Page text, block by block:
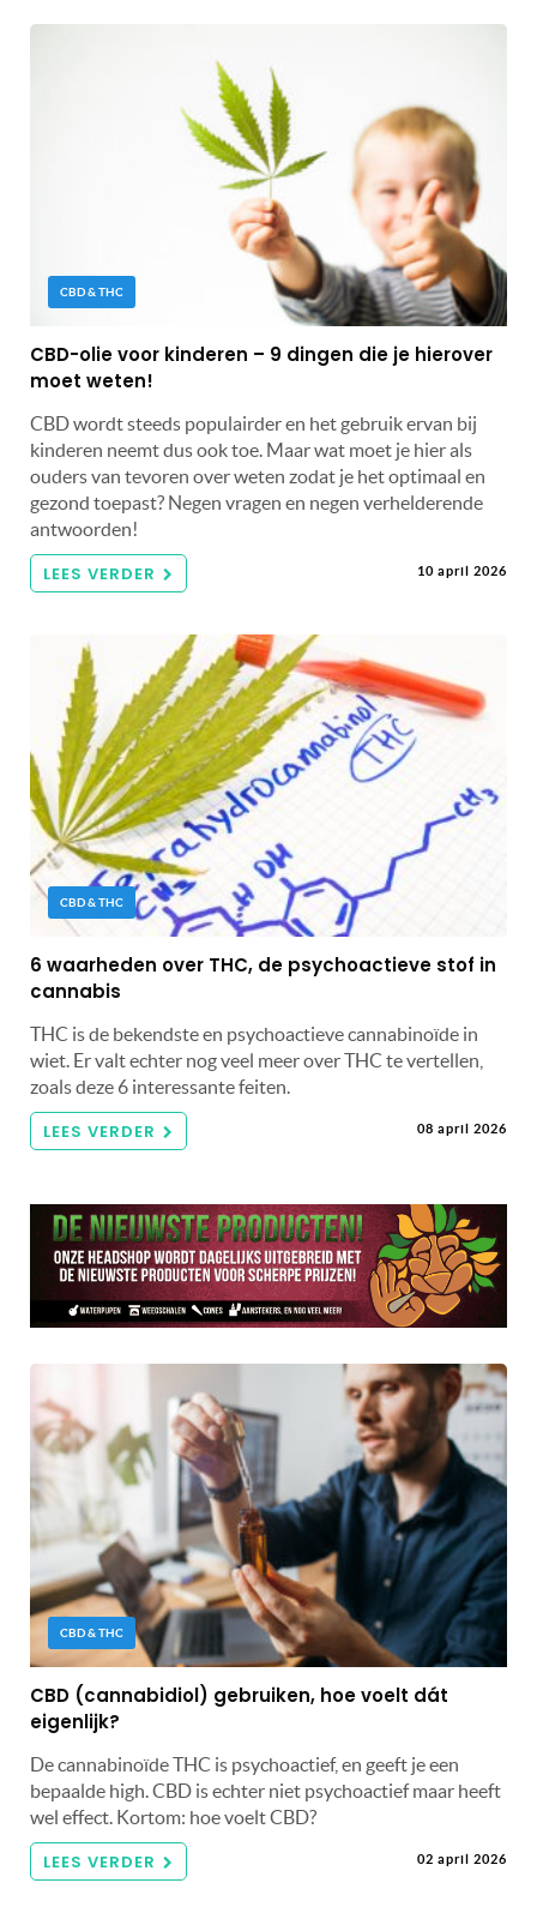
CBD & THC
CBD-olie voor kinderen – 9 dingen die je hierover
moet weten!
CBD wordt steeds populairder en het gebruik ervan bij
kinderen neemt dus ook toe. Maar wat moet je hier als
ouders van tevoren over weten zodat je het optimaal en
gezond toepast? Negen vragen en negen verhelderende
antwoorden!
LEES VERDER 10 april 2026
CBD & THC
6 waarheden over THC, de psychoactieve stof in
cannabis
THC is de bekendste en psychoactieve cannabinoïde in
wiet. Er valt echter nog veel meer over THC te vertellen,
zoals deze 6 interessante feiten.
LEES VERDER 08 april 2026
CBD & THC
CBD (cannabidiol) gebruiken, hoe voelt dát
eigenlijk?
De cannabinoïde THC is psychoactief, en geeft je een
bepaalde high. CBD is echter niet psychoactief maar heeft
wel effect. Kortom: hoe voelt CBD?
LEES VERDER 02 april 2026